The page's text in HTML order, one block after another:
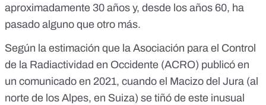
aproximadamente 30 años y, desde los años 60, ha
pasado alguno que otro más.
Según la estimación que la Asociación para el Control
de la Radiactividad en Occidente (ACRO) publicó en
un comunicado en 2021, cuando el Macizo del Jura (al
norte de los Alpes, en Suiza) se tiñó de este inusual